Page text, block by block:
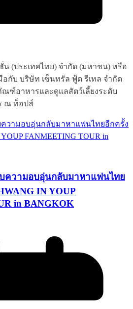
น (ประเทศไทย) จำกัด (มหาชน) หรือ
อกับ บริษัท เซ็นทรัล ฟู้ด รีเทล จำกัด
ภัณฑ์อาหารและดูแลสัตว์เลี้ยงระดับ
ณ ท็อปส์
ความอบอุ่นกลับมาหาแฟนไทย
IN YOUP
in BANGKOK